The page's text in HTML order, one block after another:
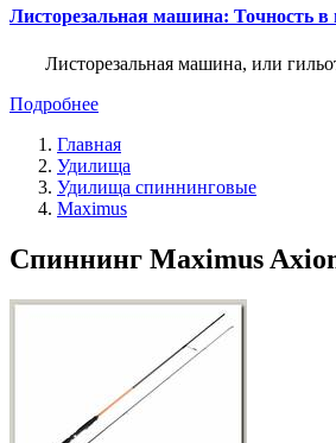
Листорезальная машина: Точность
Листорезальная машина, или
Подробнее
Главная
Удилища
Удилища спиннинговые
Maximus
Спиннинг Maximus